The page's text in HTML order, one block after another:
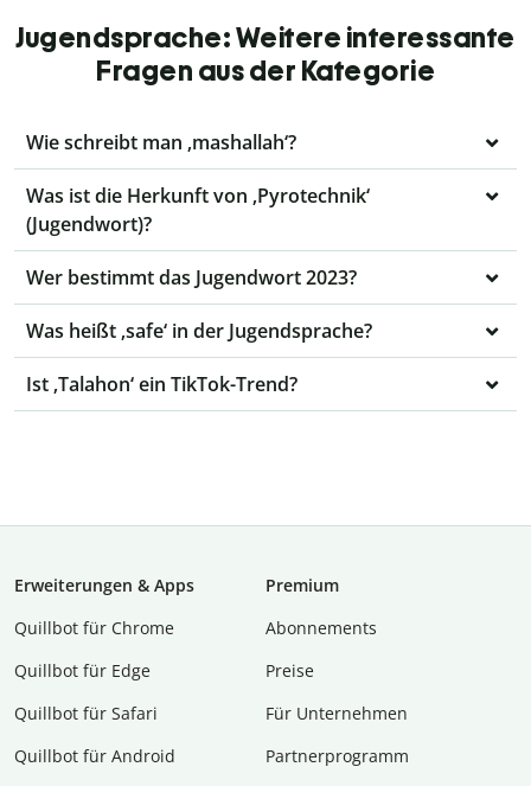
Jugendsprache: Weitere interessante
Fragen aus der Kategorie
Wie schreibt man ‚mashallah‘?
Was ist die Herkunft von ‚Pyrotechnik‘
(Jugendwort)?
Wer bestimmt das Jugendwort 2023?
Was heißt ‚safe‘ in der Jugendsprache?
Ist ‚Talahon‘ ein TikTok-Trend?
Erweiterungen & Apps
Quillbot für Chrome
Quillbot für Edge
Quillbot für Safari
Quillbot für Android
Premium
Abon­ne­ments
Preise
Für Unternehmen
Partnerprogramm